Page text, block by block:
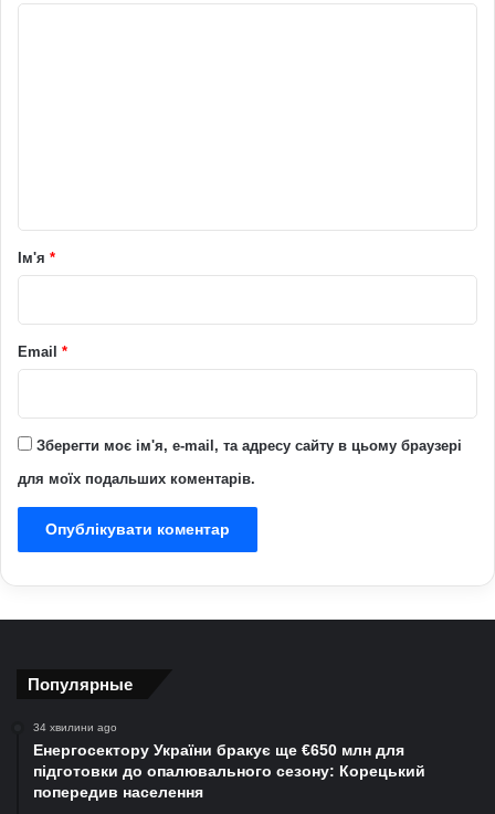
рІм'я *
Email *
Зберегти моє ім'я, e-mail, та адресу сайту в цьому браузері
для моїх подальших коментарів.
Популярные
34 хвилини ago
Енергосектору України бракує ще €650 млн для
підготовки до опалювального сезону: Корецький
попередив населення